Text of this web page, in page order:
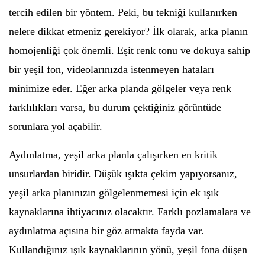
tercih edilen bir yöntem. Peki, bu tekniği kullanırken
nelere dikkat etmeniz gerekiyor? İlk olarak, arka planın
homojenliği çok önemli. Eşit renk tonu ve dokuya sahip
bir yeşil fon, videolarınızda istenmeyen hataları
minimize eder. Eğer arka planda gölgeler veya renk
farklılıkları varsa, bu durum çektiğiniz görüntüde
sorunlara yol açabilir.
Aydınlatma, yeşil arka planla çalışırken en kritik
unsurlardan biridir. Düşük ışıkta çekim yapıyorsanız,
yeşil arka planınızın gölgelenmemesi için ek ışık
kaynaklarına ihtiyacınız olacaktır. Farklı pozlamalara ve
aydınlatma açısına bir göz atmakta fayda var.
Kullandığınız ışık kaynaklarının yönü, yeşil fona düşen